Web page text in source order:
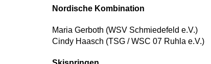
Nordische Kombination
Maria Gerboth (WSV Schmiedefeld e.V.)
Cindy Haasch (TSG / WSC 07 Ruhla e.V.)